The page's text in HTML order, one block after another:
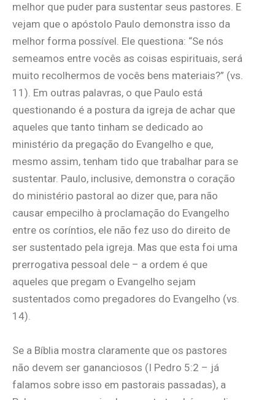
melhor que puder para sustentar seus pastores. E
vejam que o apóstolo Paulo demonstra isso da
melhor forma possível. Ele questiona: “Se nós
semeamos entre vocês as coisas espirituais, será
muito recolhermos de vocês bens materiais?” (vs.
11). Em outras palavras, o que Paulo está
questionando é a postura da igreja de achar que
aqueles que tanto tinham se dedicado ao
ministério da pregação do Evangelho e que,
mesmo assim, tenham tido que trabalhar para se
sustentar. Paulo, inclusive, demonstra o coração
do ministério pastoral ao dizer que, para não
causar empecilho à proclamação do Evangelho
entre os coríntios, ele não fez uso do direito de
ser sustentado pela igreja. Mas que esta foi uma
prerrogativa pessoal dele – a ordem é que
aqueles que pregam o Evangelho sejam
sustentados como pregadores do Evangelho (vs.
14).
Se a Bíblia mostra claramente que os pastores
não devem ser gananciosos (I Pedro 5:2 – já
falamos sobre isso em pastorais passadas), a